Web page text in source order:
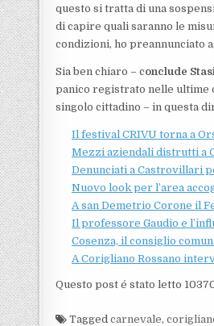
questo si tratta di una
di capire quali saranno le
condizioni, ho preannunciato
Sia ben chiaro – conclude Stasi
panico registrato nelle ultime
singolo cittadino – in questa
Il festival CRIVU torna a
Mezzi aziendali distrutti a
Denunciati a Castrovillari
Nuovo look per l’area
A san Demetrio Corone il
Il professore Gaudio e
Cosenza, il consiglio
A Corigliano Rossano
Questo post é stato letto
Taggedcarnevale,